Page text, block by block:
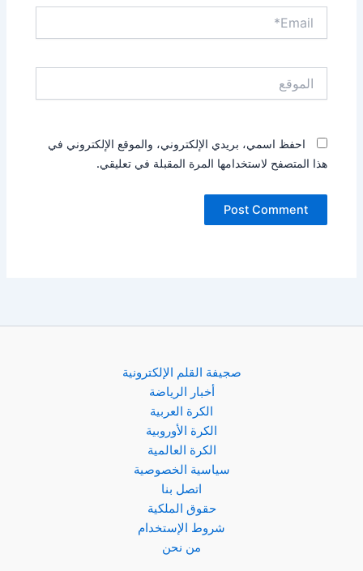
احفظ اسمي، بريدي الإلكتروني، والموقع الإلكتروني في
هذا المتصفح لاستخدامها المرة المقبلة في تعليقي.
صجيفة القلم الإلكترونية
أخبار الرياضة
الكرة العربية
الكرة الأوروبية
الكرة العالمية
سياسية الخصوصية
اتصل بنا
حقوق الملكية
شروط الإستخدام
من نحن